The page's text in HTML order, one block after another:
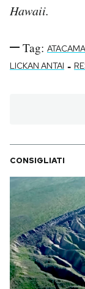
Hawaii.
Tag: ATACAMA
LICKAN ANTAI -
CONSIGLIATI